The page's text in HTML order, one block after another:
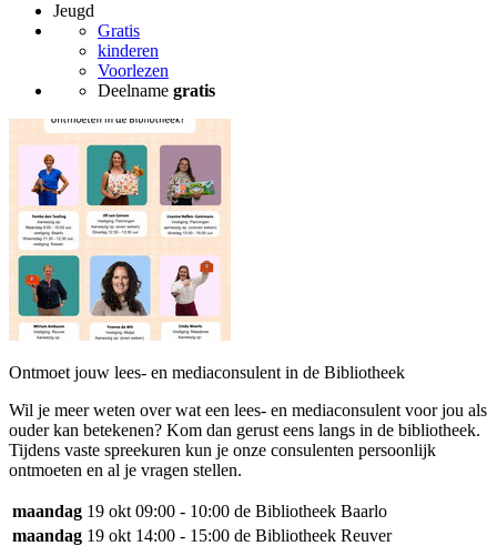
Jeugd
Gratis
kinderen
Voorlezen
Deelname gratis
Ontmoet jouw lees- en mediaconsulent in de Bibliotheek
Wil je meer weten over wat een lees- en mediaconsulent voor jou als
ouder kan betekenen? Kom dan gerust eens langs in de bibliotheek.
Tijdens vaste spreekuren kun je onze consulenten persoonlijk
ontmoeten en al je vragen stellen.
maandag 19 okt 09:00 - 10:00 de Bibliotheek Baarlo
maandag 19 okt 14:00 - 15:00 de Bibliotheek Reuver